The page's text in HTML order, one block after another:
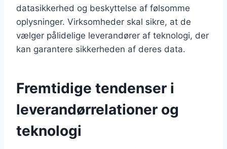
datasikkerhed og beskyttelse af følsomme
oplysninger. Virksomheder skal sikre, at de
vælger pålidelige leverandører af teknologi, der
kan garantere sikkerheden af deres data.
Fremtidige tendenser i
leverandørrelationer og
teknologi